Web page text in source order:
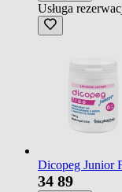
Usługa
Dicopeg Junior
34 89